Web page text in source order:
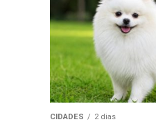
CIDADES 2 dias